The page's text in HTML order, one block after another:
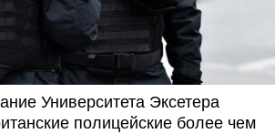
Университета Эксетера
полицейские более чем